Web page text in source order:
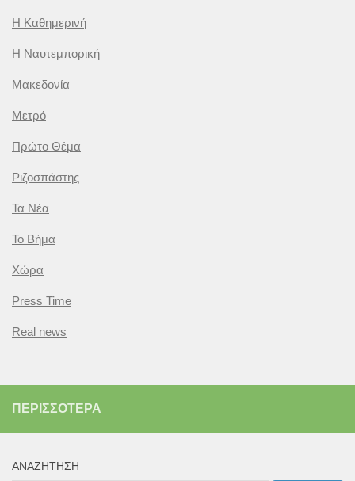
Η Καθημερινή
Η Ναυτεμπορική
Μακεδονία
Μετρό
Πρώτο Θέμα
Ριζοσπάστης
Τα Νέα
Το Βήμα
Χώρα
Press Time
Real news
ΠΕΡΙΣΣΌΤΕΡΑ
ΑΝΑΖΉΤΗΣΗ